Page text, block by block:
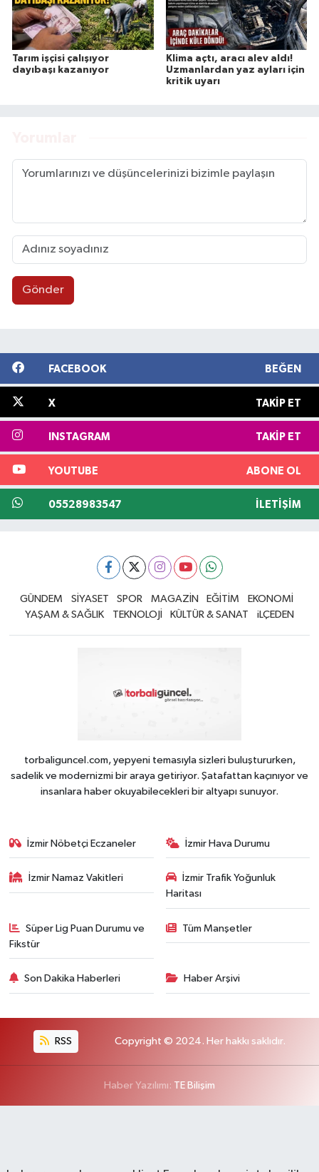
Tarım işçisi çalışıyor
dayıbaşı kazanıyor
Klima açtı, aracı alev aldı!
Uzmanlardan yaz ayları için
kritik uyarı
Gönder
FACEBOOK BEĞEN
X TAKIP ET
INSTAGRAM TAKIP ET
YOUTUBE ABONE OL
05528983547 İLETIŞIM
GÜNDEM SİYASET SPOR MAGAZİN EĞİTİM
EKONOMİ
YAŞAM & SAĞLIK
TEKNOLOJİ KÜLTÜR & SANAT iLÇEDEN
torbaliguncel.com, yepyeni temasıyla sizleri buluştururken,
sadelik ve modernizmi bir araya getiriyor. Şatafattan kaçınıyor ve
insanlara haber okuyabilecekleri bir altyapı sunuyor.
İzmir Nöbetçi Eczaneler İzmir Hava Durumu
İzmir Namaz Vakitleri
İzmir Trafik Yoğunluk
Haritası
Süper Lig Puan Durumu ve
Fikstür
Tüm Manşetler
Son Dakika Haberleri Haber Arşivi
RSS Copyright © 2024. Her hakkı saklıdır.
Haber Yazılımı: TE Bilişim